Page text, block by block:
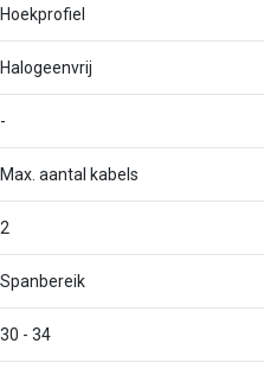
Hoekprofiel
Halogeenvrij
-
Max. aantal kabels
2
Spanbereik
30 - 34